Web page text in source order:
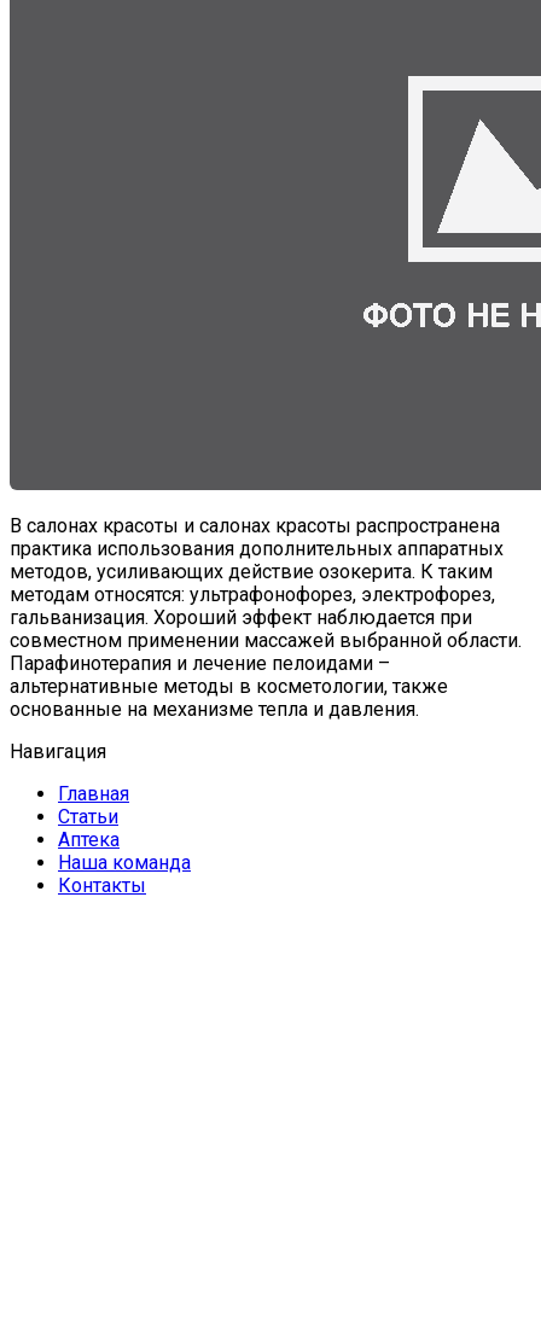
В салонах красоты и салонах красоты распространена
практика использования дополнительных аппаратных
методов, усиливающих действие озокерита. К таким
методам относятся: ультрафонофорез, электрофорез,
гальванизация. Хороший эффект наблюдается при
совместном применении массажей выбранной области.
Парафинотерапия и лечение пелоидами –
альтернативные методы в косметологии, также
основанные на механизме тепла и давления.
Навигация
Главная
Статьи
Аптека
Наша команда
Контакты